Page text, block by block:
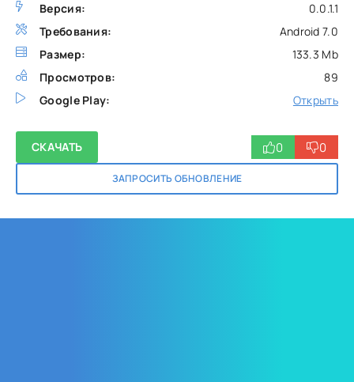
Версия:
0.0.1.1
Требования:
Android 7.0
Размер:
133.3 Mb
Просмотров:
89
Google Play:
Открыть
СКАЧАТЬ
ЗАПРОСИТЬ ОБНОВЛЕНИЕ
0 0